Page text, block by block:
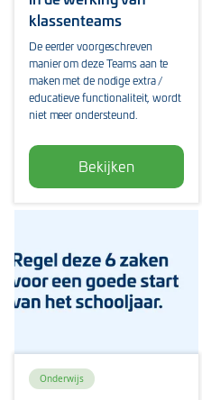
klassenteams
De eerder voorgeschreven
manier om deze Teams aan te
maken met de nodige extra /
educatieve functionaliteit, wordt
niet meer ondersteund.
Bekijken
Onderwijs